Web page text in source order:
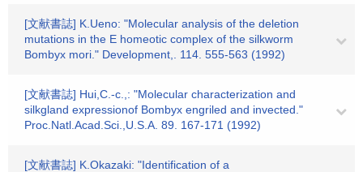
[文献書誌] K.Ueno: "Molecular analysis of the deletion
mutations in the E homeotic complex of the silkworm
Bombyx mori." Development,. 114. 555-563 (1992)
[文献書誌] Hui,C.-c.,: "Molecular characterization and
silkgland expressionof Bombyx engriled and invected."
Proc.Natl.Acad.Sci.,U.S.A. 89. 167-171 (1992)
[文献書誌] K.Okazaki: "Identification of a